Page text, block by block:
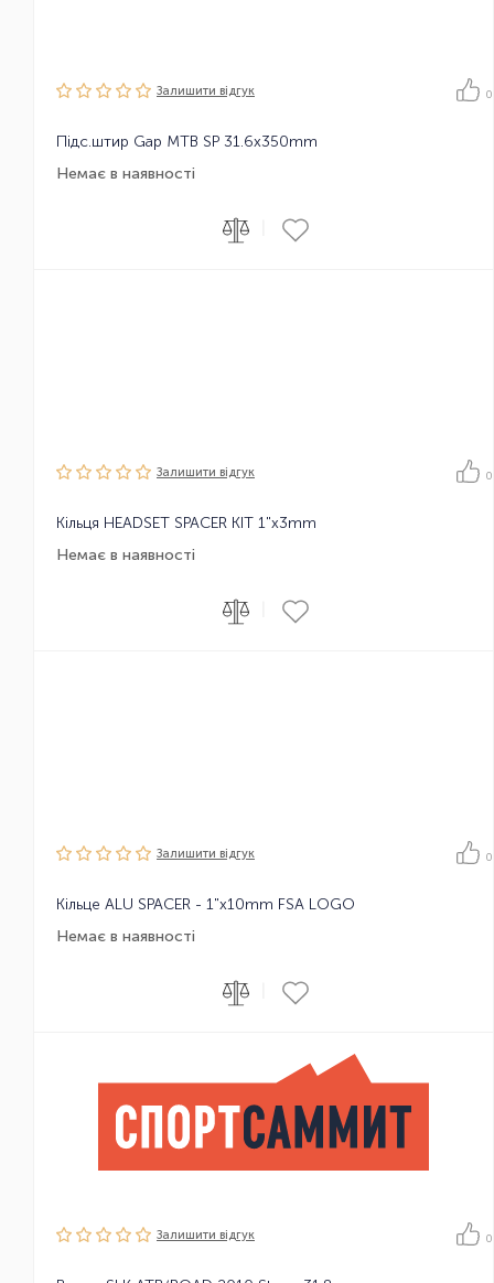
Залишити вiдгук 0
Підс.штир Gap MTB SP 31.6x350mm
Немає в наявності
Залишити вiдгук 0
Кільця HEADSET SPACER KIT 1"x3mm
Немає в наявності
Залишити вiдгук 0
Кільце ALU SPACER - 1"x10mm FSA LOGO
Немає в наявності
Залишити вiдгук 0